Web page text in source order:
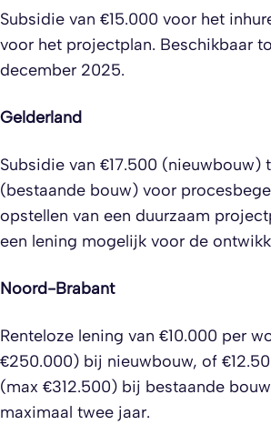
Subsidie van €15.000 voor het
voor het projectplan. Beschikbaar
december 2025.
Gelderland
Subsidie van €17.500 (nieuwbouw)
(bestaande bouw) voor
opstellen van een duurzaam
een lening mogelijk voor de
Noord-Brabant
Renteloze lening van €10.000 per
€250.000) bij nieuwbouw, of
(max €312.500) bij bestaande
maximaal twee jaar.